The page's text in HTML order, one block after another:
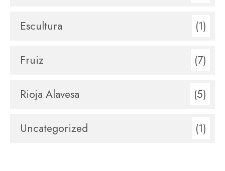
Escultura (1)
Fruiz (7)
Rioja Alavesa (5)
Uncategorized (1)